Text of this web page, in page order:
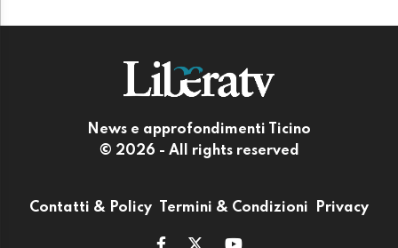
News e approfondimenti Ticino
© 2026 - All rights reserved
Contatti & Policy Termini & Condizioni Privacy